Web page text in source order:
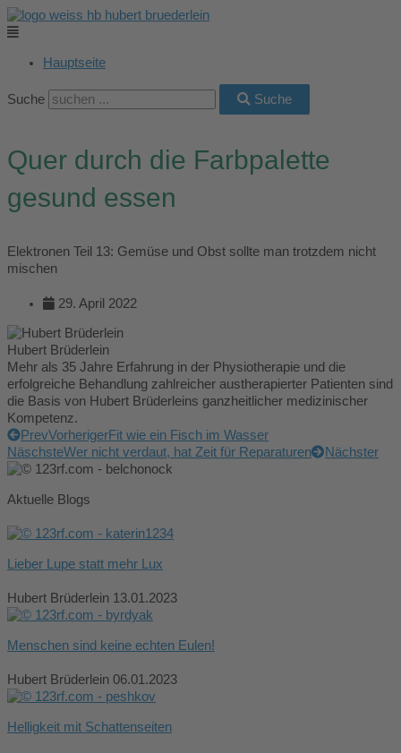
Zum
Inhalt
springen
Main
Menu
Hauptseite
Suche Suche
Quer durch die Farbpalette
gesund essen
Elektronen Teil 13: Gemüse und Obst sollte man trotzdem nicht
mischen
29. April 2022
Hubert Brüderlein
Mehr als 35 Jahre Erfahrung in der Physiotherapie und die
erfolgreiche Behandlung zahlreicher austherapierter Patienten sind
die Basis von Hubert Brüderleins ganzheitlicher medizinischer
Kompetenz.
PrevVorherigerFit wie ein Fisch im Wasser
NäschsteWer nicht verdaut, hat Zeit für Reparaturen Nächster
Aktuelle Blogs
Lieber Lupe statt mehr Lux
Hubert Brüderlein 13.01.2023
Menschen sind keine echten Eulen!
Hubert Brüderlein 06.01.2023
Helligkeit mit Schattenseiten
Archiv
Main
Menu
Main
Menu
Main
Menu
Main
Menu